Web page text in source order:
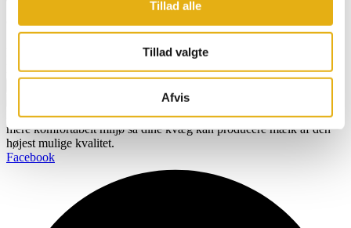
Tillad alle
Tillad valgte
Afvis
Tilmeld dig vores nyhedsbrev og få opdatering
direkte i din indbakke
Email
BOBMAN er specifikt udviklet til at skabe et renere, sundere og
mere komfortabelt miljø så dine kvæg kan producere mælk af den
højest mulige kvalitet.
Facebook